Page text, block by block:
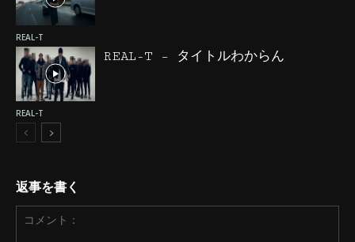
REAL-T
REAL-T
REAL-T – タイトルわからん
返事を書く